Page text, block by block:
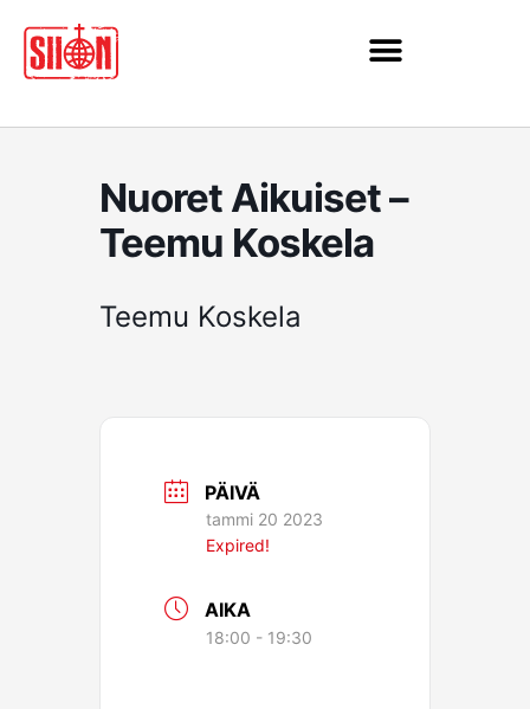
sisältöön
Nuoret Aikuiset –
Teemu Koskela
Teemu Koskela
PÄIVÄ
tammi 20 2023
Expired!
AIKA
18:00 - 19:30